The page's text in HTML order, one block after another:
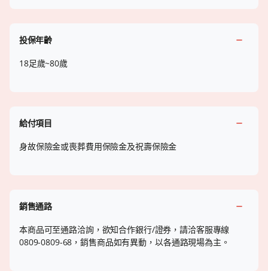
投保年齡
18足歲~80歲
給付項目
身故保險金或喪葬費用保險金及祝壽保險金
銷售通路
本商品可至通路洽詢，欲知合作銀行/證券，請洽客服專線
0809-0809-68，銷售商品如有異動，以各通路現場為主。